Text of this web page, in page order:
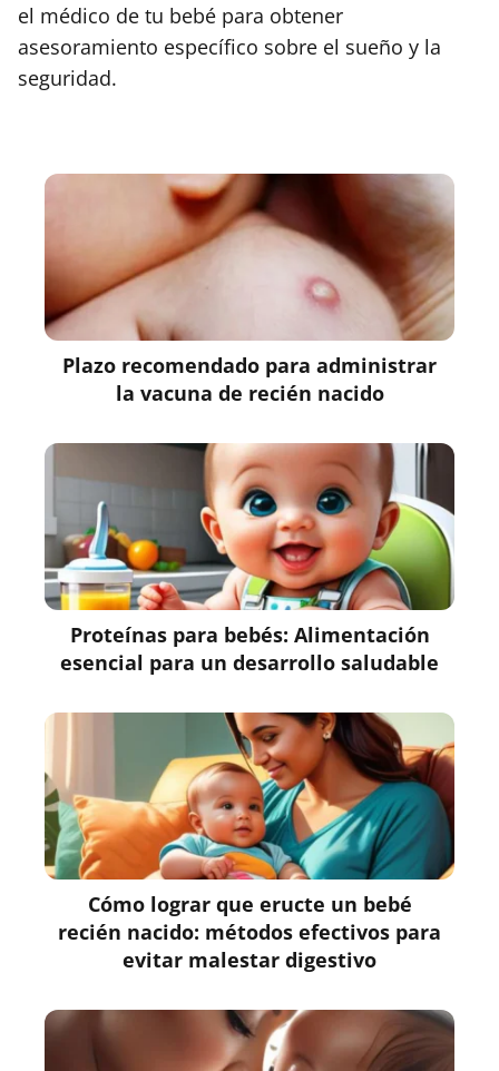
el médico de tu bebé para obtener
asesoramiento específico sobre el sueño y la
seguridad.
Plazo recomendado para administrar
la vacuna de recién nacido
Proteínas para bebés: Alimentación
esencial para un desarrollo saludable
Cómo lograr que eructe un bebé
recién nacido: métodos efectivos para
evitar malestar digestivo